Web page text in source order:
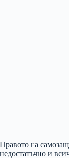
Правото на
недостатъчно и